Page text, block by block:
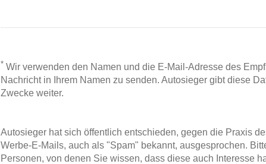
* Wir verwenden den Namen und die E-Mail-Adresse des
Nachricht in Ihrem Namen zu senden. Autosieger gibt diese
Zwecke weiter.
Autosieger hat sich öffentlich entschieden, gegen die Praxis
Werbe-E-Mails, auch als "Spam" bekannt, ausgesprochen.
Personen, von denen Sie wissen, dass diese auch Interesse